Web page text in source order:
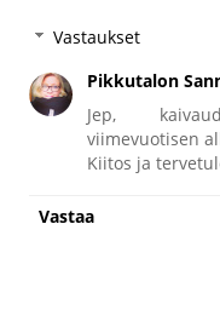
Vastaukset
Pikkutalon
Jep,
viimevuotisen
Kiitos ja
Vastaa